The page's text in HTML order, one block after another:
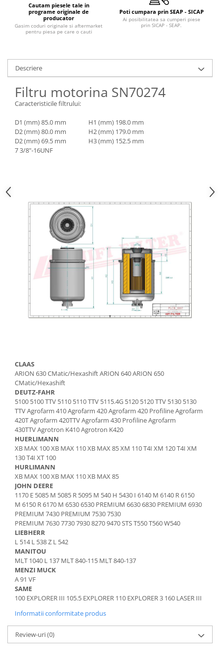
Pistoane
Turbosuflanta
Injectoare
Chiuloasa
Vibrochen - ax came - arbore cotit
Camasa piston
Segmenti motor
Termoflot
Cablu acceleratie
Piese frana
Discuri de frana
Placute de frana
Pompa de frana - cilindru de frana
Frana utilaje
Supapa franare
Kit reparatii
Cabluri frana
Rezervor lichid de frana
Sepci
Garnituri utilaje
Siguranta
Abtibilduri - Etichete
Girofar
Piese electrice
Cabluri si mufe
Mufe si pini
Piese contact
Contactor 12V
Contactoare 24V
Contactoare 48V
Motoare electrice
Placa electronica
Contact general - Ciuperca
Pedala
Sigurante
Becuri indicatoare
Potentiometre
Senzori de unghi
Bobina solenoid
Piese Iveco
Piese Nifty Lift
Piese motor Perkins
Piese Deutz Fahr
Piese Atlas Copco
Piese Hitachi
Piese Vermeer
Piese Gehl
Piese Socage
Piese Wacker Neuson
Piese David Brown
Piese Mc Cormick
Piese Lamborghini
Piese Same
Piese Renault
Piese Hurlimann
Piese Zetor
Piese Weidemann
Piese Timberjack
Piese Valmet Valtra
Piese Vogele
Piese Yuchai
Piese Zeppelin
Piese Schaeff
Piese Putzmeister
Piese Mitsubishi
Piese Matbro
Piese Lindner
Piese Kramer
Piese Kaiser
Piese Jacobsen
Piese Ingersoll Rand
Piese Hanomag
Piese Hamm
Piese Goldoni
Piese Furukawa
Piese Ford
Cautam piesele tale in
programe originale de
producator
Gasim coduri originale si aftermarket
pentru piesa pe care o cauti
Poti cumpara prin SEAP - SICAP
Ai posibilitatea sa cumperi piese
prin SICAP - SEAP.
Descriere
Filtru motorina SN70274
Caracteristicile filtrului:
D1 (mm) 85.0 mm H1 (mm) 198.0 mm
D2 (mm) 80.0 mm H2 (mm) 179.0 mm
D2 (mm) 69.5 mm H3 (mm) 152.5 mm
7 3/8"-16UNF
CLAAS
ARION 630 CMatic/Hexashift ARION 640 ARION 650
CMatic/Hexashift
DEUTZ-FAHR
5100 5100 TTV 5110 5110 TTV 5115.4G 5120 5120 TTV 5130 5130
TTV Agrofarm 410 Agrofarm 420 Agrofarm 420 Profiline Agrofarm
420T Agrofarm 420TTV Agrofarm 430 Profiline Agrofarm
430TTV Agrotron K410 Agrotron K420
HUERLIMANN
XB MAX 100 XB MAX 110 XB MAX 85 XM 110 T4I XM 120 T4I XM
130 T4I XT 100
HURLIMANN
XB MAX 100 XB MAX 110 XB MAX 85
JOHN DEERE
1170 E 5085 M 5085 R 5095 M 540 H 5430 I 6140 M 6140 R 6150
M 6150 R 6170 M 6530 6530 PREMIUM 6630 6830 PREMIUM 6930
PREMIUM 7430 PREMIUM 7530 7530
PREMIUM 7630 7730 7930 8270 9470 STS T550 T560 W540
LIEBHERR
L 514 L 538 Z L 542
MANITOU
MLT 1040 L 137 MLT 840-115 MLT 840-137
MENZI MUCK
A 91 VF
SAME
100 EXPLORER III 105.5 EXPLORER 110 EXPLORER 3 160 LASER III
Informatii conformitate produs
Review-uri(0)